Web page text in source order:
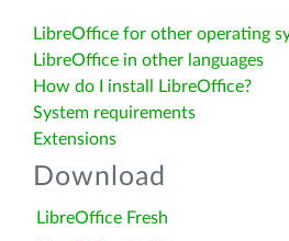
LibreOffice for other operating
LibreOffice in other languages
How do I install LibreOffice?
System requirements
Extensions
Download
LibreOffice Fresh